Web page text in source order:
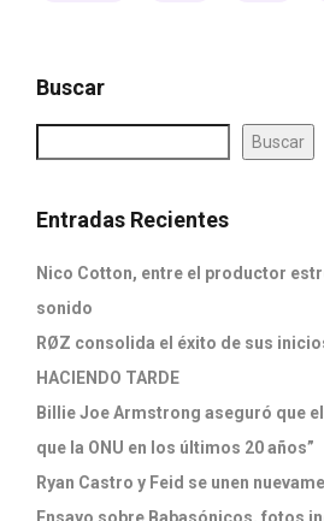
Buscar
Buscar
Entradas Recientes
Nico Cotton, entre el productor
sonido
RØZ consolida el éxito de sus
HACIENDO TARDE
Billie Joe Armstrong aseguró que
que la ONU en los últimos 20 años”
Ryan Castro y Feid se unen